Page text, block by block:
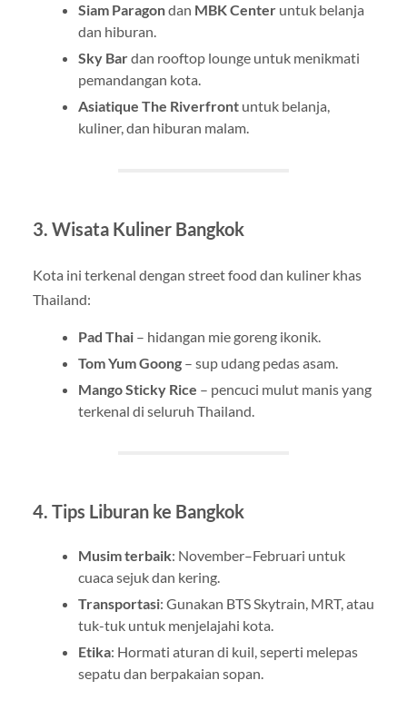
Siam Paragondan MBK Centeruntuk belanja
dan hiburan.
Sky Bardan rooftop lounge untuk menikmati
pemandangan kota.
Asiatique The Riverfrontuntuk belanja,
kuliner, dan hiburan malam.
3. Wisata Kuliner Bangkok
Kota ini terkenal dengan street food dan kuliner khas
Thailand:
Pad Thai– hidangan mie goreng ikonik.
Tom Yum Goong– sup udang pedas asam.
Mango Sticky Rice – pencuci mulut manis yang
terkenal di seluruh Thailand.
4. Tips Liburan ke Bangkok
Musim terbaik: November–Februari untuk
cuaca sejuk dan kering.
Transportasi: Gunakan BTS Skytrain, MRT, atau
tuk-tuk untuk menjelajahi kota.
Etika: Hormati aturan di kuil, seperti melepas
sepatu dan berpakaian sopan.